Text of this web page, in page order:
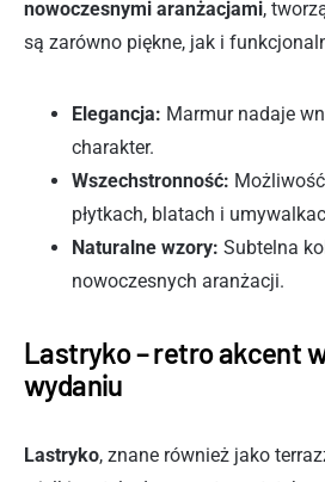
nowoczesnymi aranżacjami,
są zarówno piękne, jak i
Elegancja: Marmur nadaje
charakter.
Wszechstronność:
płytkach, blatach i
Naturalne wzory: Subtelna
nowoczesnych aranżacji.
Lastryko – retro akcent
wydaniu
Lastryko, znane również jako